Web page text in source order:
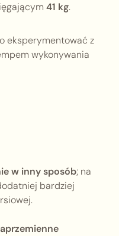
41 kg.
eksperymentować z
wykonywania
w inny sposób; na
bardziej